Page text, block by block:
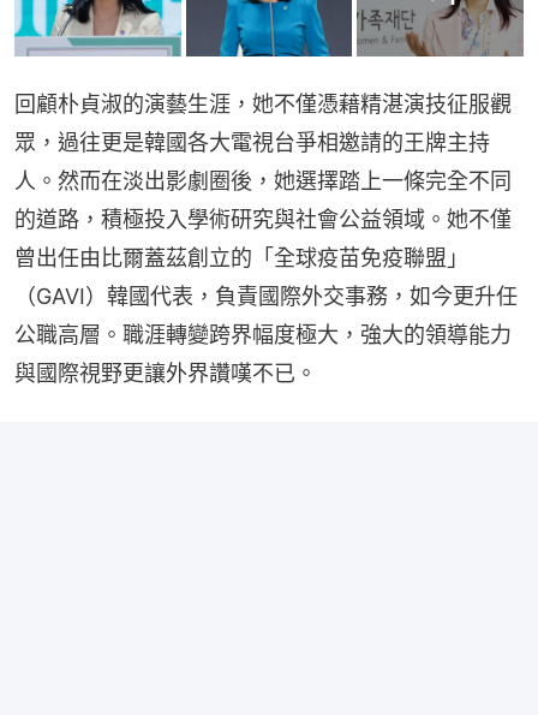
回顧朴貞淑的演藝生涯，她不僅憑藉精湛演技征服觀
眾，過往更是韓國各大電視台爭相邀請的王牌主持
人。然而在淡出影劇圈後，她選擇踏上一條完全不同
的道路，積極投入學術研究與社會公益領域。她不僅
曾出任由比爾蓋茲創立的「全球疫苗免疫聯盟」
（GAVI）韓國代表，負責國際外交事務，如今更升任
公職高層。職涯轉變跨界幅度極大，強大的領導能力
與國際視野更讓外界讚嘆不已。